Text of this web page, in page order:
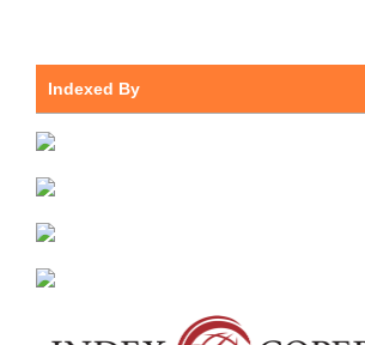
Indexed By